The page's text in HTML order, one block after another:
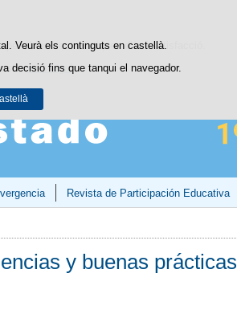
obtenir estadístiques d'ús i satisfacció.
avís legal.
Veurà els continguts en castellà.
decisió fins que tanqui el navegador.
Revista de Participación Educativa
y buenas prácticas